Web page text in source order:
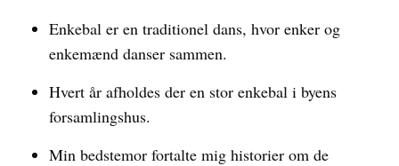
Enkebal er en traditionel dans, hvor enker og
enkemænd danser sammen.
Hvert år afholdes der en stor enkebal i byens
forsamlingshus.
Min bedstemor fortalte mig historier om de